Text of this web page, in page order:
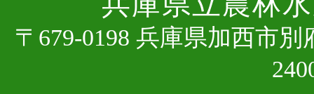
〒679-0198 兵庫県加⻄市